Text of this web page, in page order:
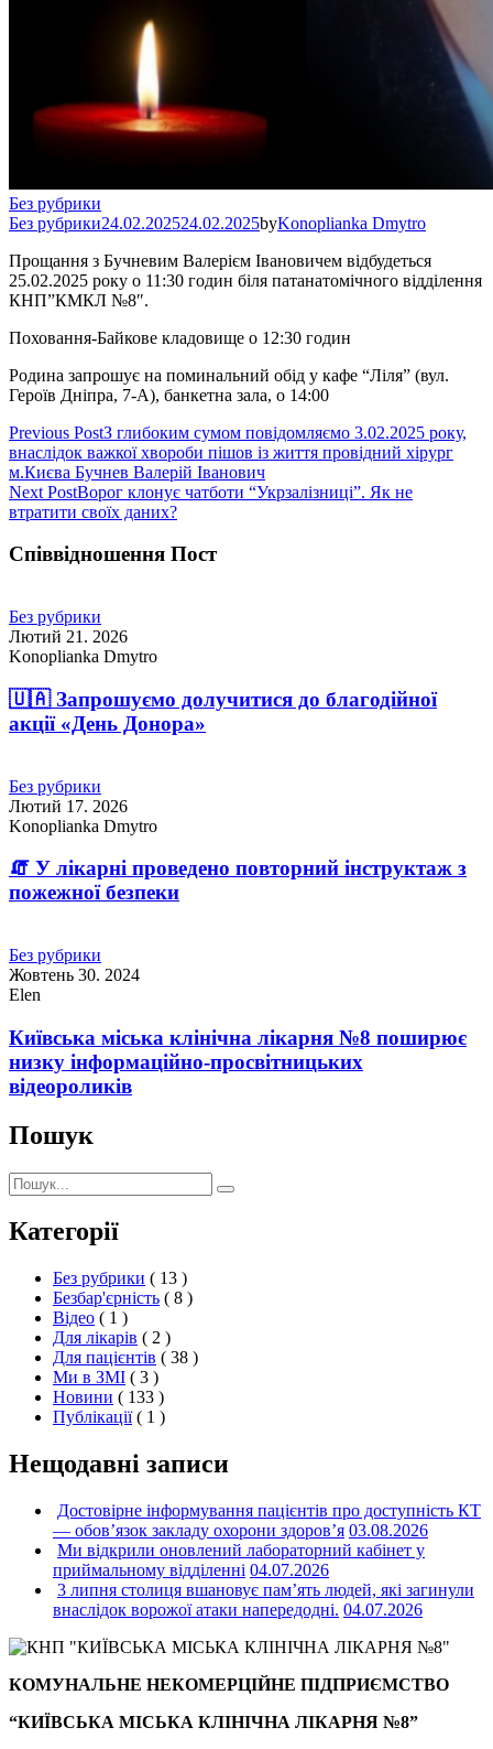
Без рубрики
Без рубрики24.02.202524.02.2025byKonoplianka Dmytro
Прощання з Бучневим Валерієм Івановичем відбудеться
25.02.2025 року о 11:30 годин біля патанатомічного відділення
КНП”КМКЛ №8″.
Поховання-Байкове кладовище о 12:30 годин
Родина запрошує на поминальний обід у кафе “Ліля” (вул.
Героїв Дніпра, 7-А), банкетна зала, о 14:00
Навігація
записів
Previous PostЗ глибоким сумом повідомляємо 3.02.2025 року,
внаслідок важкої хвороби пішов із життя провідний хірург
м.Києва Бучнев Валерій Іванович
Next PostВорог клонує чатботи “Укрзалізниці”. Як не
втратити своїх даних?
Співвідношення Пост
Без рубрики
Лютий 21. 2026
Konoplianka Dmytro
🇺🇦 Запрошуємо долучитися до благодійної
акції «День Донора»
Без рубрики
Лютий 17. 2026
Konoplianka Dmytro
🧯 У лікарні проведено повторний інструктаж з
пожежної безпеки
Без рубрики
Жовтень 30. 2024
Elen
Київська міська клінічна лікарня №8 поширює
низку інформаційно-просвітницьких
відеороликів
Пошук
Пошук:
Пошук
Категорії
Без рубрики ( 13 )
Безбар'єрність ( 8 )
Відео ( 1 )
Для лікарів ( 2 )
Для пацієнтів ( 38 )
Ми в ЗМІ ( 3 )
Новини ( 133 )
Публікації ( 1 )
Нещодавні записи
Достовірне інформування пацієнтів про доступність КТ
— обов’язок закладу охорони здоров’я 03.08.2026
Ми відкрили оновлений лабораторний кабінет у
приймальному відділенні 04.07.2026
3 липня столиця вшановує пам’ять людей, які загинули
внаслідок ворожої атаки напередодні. 04.07.2026
КОМУНАЛЬНЕ НЕКОМЕРЦІЙНЕ ПІДПРИЄМСТВО
“КИЇВСЬКА МІСЬКА КЛІНІЧНА ЛІКАРНЯ №8”